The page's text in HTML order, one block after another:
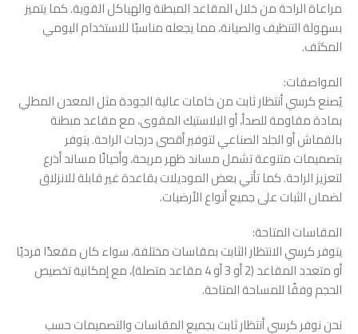
مراعاة الراحة من خلال المقاعد المبطنة والهياكل القوية. كما يتميز
بسهولة التنظيف والصيانة، مما يجعله مناسبًا للاستخدام اليومي
المكثف.
المواصفات:
يُصنع كرسي أنتظار ثابت من خامات عالية الجودة مثل المعدن المطلي
بمادة مقاومة للصدأ، أو البلاستيك المقوى، مع مقاعد مبطنة
بالقماش أو الجلد الصناعي لتوفير أقصى درجات الراحة. يتوفر
بتصميمات متنوعة تشمل مساند ظهر مريحة، وأحيانًا مساند أذرع
لتعزيز الراحة. كما تأتي بعض الموديلات بقاعدة غير قابلة للانزلاق
لضمان الثبات على جميع أنواع الأرضيات.
المقاسات المتاحة:
يتوفر كرسي الانتظار الثابت بمقاسات مختلفة، سواء كان مقعدًا فرديًا
أو متعدد المقاعد (2 أو 3 أو 4 مقاعد متصلة)، مع إمكانية تخصيص
الحجم وفقًا للمساحة المتاحة.
نحن نوفر كرسي أنتظار ثابت بجميع المقاسات والتصميمات حسب